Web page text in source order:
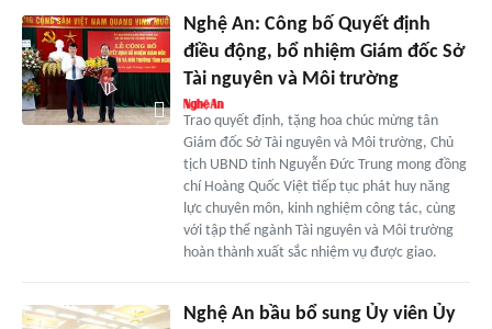
Nghệ An: Công bố Quyết định
điều động, bổ nhiệm Giám đốc Sở
Tài nguyên và Môi trường
Trao quyết định, tặng hoa chúc mừng tân
Giám đốc Sở Tài nguyên và Môi trường, Chủ
tịch UBND tỉnh Nguyễn Đức Trung mong đồng
chí Hoàng Quốc Việt tiếp tục phát huy năng
lực chuyên môn, kinh nghiệm công tác, cùng
với tập thể ngành Tài nguyên và Môi trường
hoàn thành xuất sắc nhiệm vụ được giao.
Nghệ An bầu bổ sung Ủy viên Ủy